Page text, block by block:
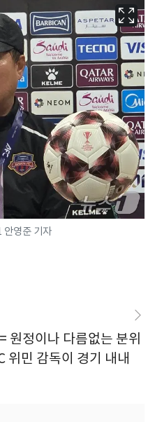
영준 기자
원정이나 다름없는 분위
위민 감독이 경기 내내